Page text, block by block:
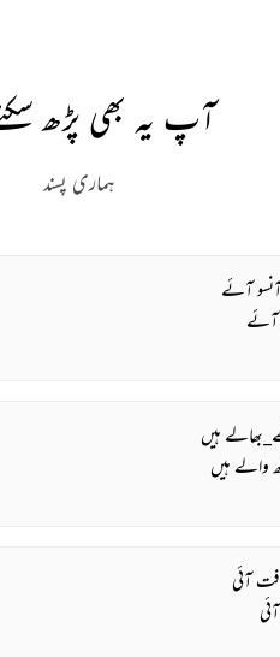
آپ یہ بھی پڑھ
ہماری پسند
آئے
آئے
ہیں
والے ہیں
آئی